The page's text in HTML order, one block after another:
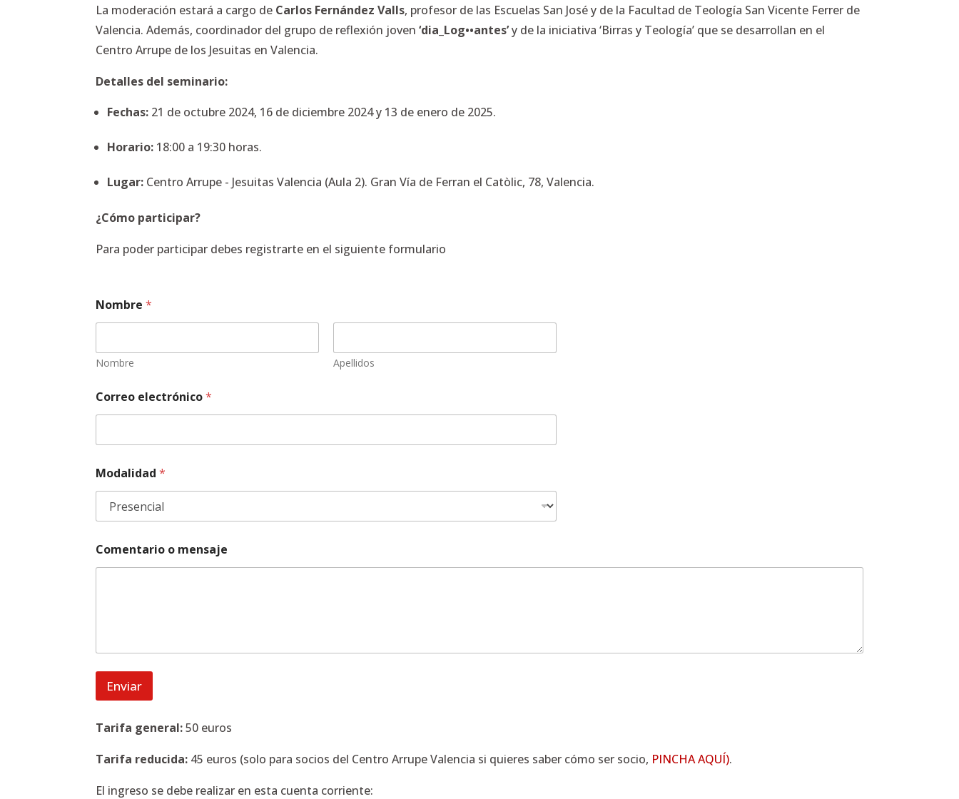
La moderación estará a cargo de Carlos Fernández Valls, profesor de las Escuelas San José y de la Facultad de Teología San Vicente Ferrer de
Valencia. Además, coordinador del grupo de reflexión joven‘dia_Log••antes’y de la iniciativa ‘Birras y Teología’ que se desarrollan en el
Centro Arrupe de los Jesuitas en Valencia.
Detalles del seminario:
Fechas: 21 de octubre 2024, 16 de diciembre 2024 y 13 de enero de 2025.
Horario: 18:00 a 19:30 horas.
Lugar: Centro Arrupe - Jesuitas Valencia (Aula 2). Gran Vía de Ferran el Catòlic, 78, Valencia.
¿Cómo participar?
Para poder participar debes registrarte en el siguiente formulario
Nombre*
Nombre Apellidos
o
r
e
*
M
o
a
i
Correo electrónico*
Modalidad*
Comentario o mensaje
Enviar
Tarifa general:50 euros
Tarifa reducida: 45 euros (solo para socios del Centro Arrupe Valencia si quieres saber cómo ser socio, PINCHA AQUÍ).
El ingreso se debe realizar en esta cuenta corriente: